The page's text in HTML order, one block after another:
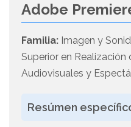
Adobe
Familia: Imagen y
Superior en Realización
Audiovisuales y
Resúmen